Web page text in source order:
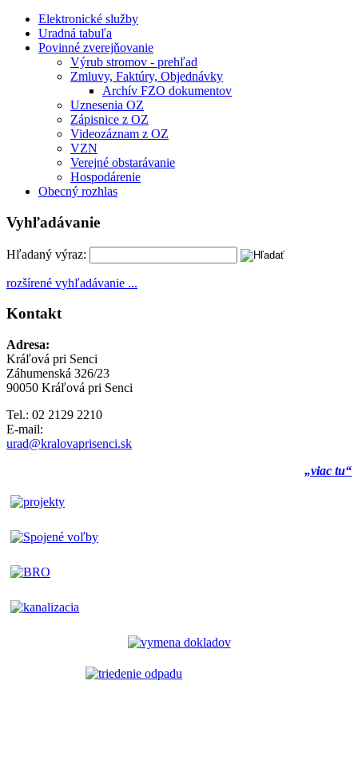
Elektronické služby
Uradná tabuľa
Povinné zverejňovanie
Výrub stromov - prehľad
Zmluvy, Faktúry, Objednávky
Archív FZO dokumentov
Uznesenia OZ
Zápisnice z OZ
Videozáznam z OZ
VZN
Verejné obstarávanie
Hospodárenie
Obecný rozhlas
Vyhľadávanie
Hľadaný výraz:
rozšírené vyhľadávanie ...
Kontakt
Adresa:
Kráľová pri Senci
Záhumenská 326/23
90050 Kráľová pri Senci
Tel.: 02 2129 2210
E-mail:
urad@kralovaprisenci.sk
„viac tu“